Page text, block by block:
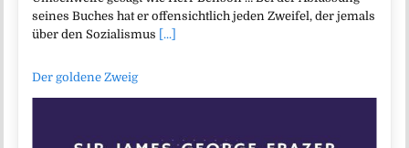
seines Buches hat er offensichtlich jeden Zweifel, der jemals
über den Sozialismus [...]
Der goldene Zweig